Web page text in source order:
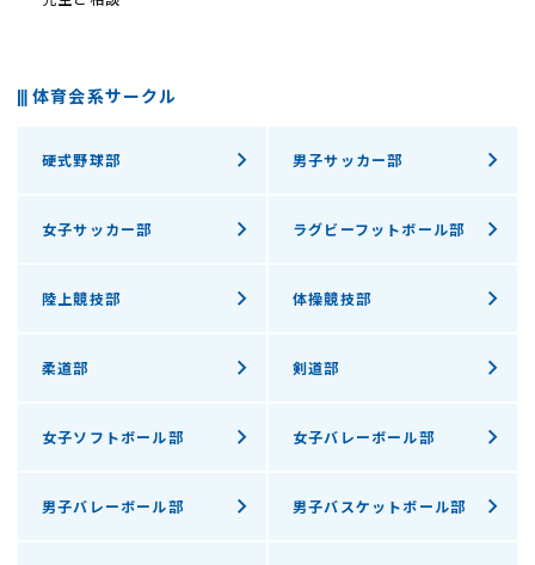
体育会系サークル
硬式野球部 男子サッカー部
女子サッカー部 ラグビーフットボール部
陸上競技部 体操競技部
柔道部 剣道部
女子ソフトボール部 女子バレーボール部
男子バレーボール部 男子バスケットボール部